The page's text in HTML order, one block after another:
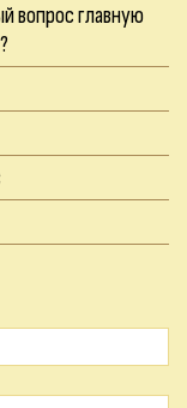
вопрос главную